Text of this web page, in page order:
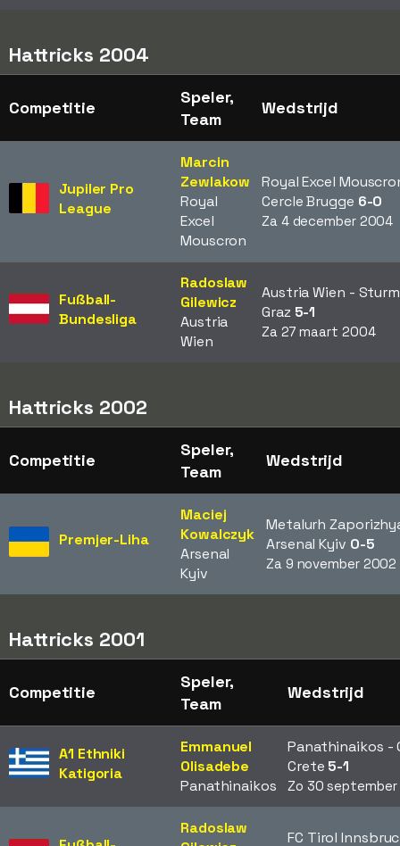
Hattricks 2004
Competitie
Speler,
Team
Wedstrijd
Jupiler Pro
League
Marcin
Zewlakow
Royal
Excel
Mouscron
Royal Excel
Cercle Brugge 6-0
Za 4 december 2004
Fußball-
Bundesliga
Radoslaw
Gilewicz
Austria
Wien
Austria Wien - Sturm
Graz 5-1
Za 27 maart 2004
Hattricks 2002
Competitie
Speler,
Team
Wedstrijd
Premjer-Liha
Maciej
Kowalczyk
Arsenal
Kyiv
Metalurh
Arsenal Kyiv 0-5
Za 9 november 2002
Hattricks 2001
Competitie
Speler,
Team
Wedstrijd
A1 Ethniki
Katigoria
Emmanuel
Olisadebe
Panathinaikos
Panathinaikos -
Crete 5-1
Zo 30 september
Radoslaw
FC Tirol